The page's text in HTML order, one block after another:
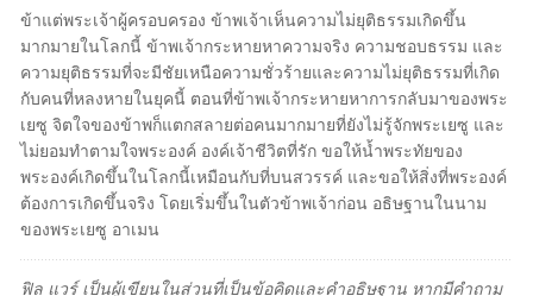
ข้าแต่พระเจ้าผู้ครอบครอง ข้าพเจ้าเห็นความไม่ยุติธรรมเกิดขึ้น
มากมายในโลกนี้ ข้าพเจ้ากระหายหาความจริง ความชอบธรรม และ
ความยุติธรรมที่จะมีชัยเหนือความชั่วร้ายและความไม่ยุติธรรมที่เกิด
กับคนที่หลงหายในยุคนี้ ตอนที่ข้าพเจ้ากระหายหาการกลับมาของพระ
เยซู จิตใจของข้าพก็แตกสลายต่อคนมากมายที่ยังไม่รู้จักพระเยซู และ
ไม่ยอมทำตามใจพระองค์ องค์เจ้าชีวิตที่รัก ขอให้น้ำพระทัยของ
พระองค์เกิดขึ้นในโลกนี้เหมือนกับที่บนสวรรค์ และขอให้สิ่งที่พระองค์
ต้องการเกิดขึ้นจริง โดยเริ่มขึ้นในตัวข้าพเจ้าก่อน อธิษฐานในนาม
ของพระเยซู อาเมน
ฟิล แวร์ เป็นผู้เขียนในส่วนที่เป็นข้อคิดและคำอธิษฐาน หากมีคำถาม